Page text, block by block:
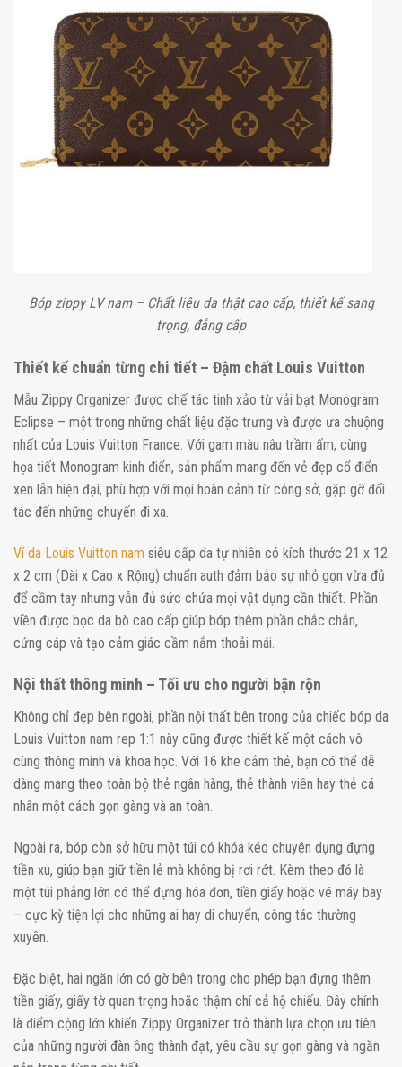
Bóp zippy LV nam – Chất liệu da thật cao cấp, thiết kế sang
trọng, đẳng cấp
Thiết kế chuẩn từng chi tiết – Đậm chất Louis Vuitton
Mẫu Zippy Organizer được chế tác tinh xảo từ vải bạt Monogram
Eclipse – một trong những chất liệu đặc trưng và được ưa chuộng
nhất của Louis Vuitton France. Với gam màu nâu trầm ấm, cùng
họa tiết Monogram kinh điển, sản phẩm mang đến vẻ đẹp cổ điển
xen lẫn hiện đại, phù hợp với mọi hoàn cảnh từ công sở, gặp gỡ đối
tác đến những chuyến đi xa.
Ví da Louis Vuitton nam siêu cấp da tự nhiên có kích thước 21 x 12
x 2 cm (Dài x Cao x Rộng) chuẩn auth đảm bảo sự nhỏ gọn vừa đủ
để cầm tay nhưng vẫn đủ sức chứa mọi vật dụng cần thiết. Phần
viền được bọc da bò cao cấp giúp bóp thêm phần chắc chắn,
cứng cáp và tạo cảm giác cầm nắm thoải mái.
Nội thất thông minh – Tối ưu cho người bận rộn
Không chỉ đẹp bên ngoài, phần nội thất bên trong của chiếc bóp da
Louis Vuitton nam rep 1:1 này cũng được thiết kế một cách vô
cùng thông minh và khoa học. Với 16 khe cắm thẻ, bạn có thể dễ
dàng mang theo toàn bộ thẻ ngân hàng, thẻ thành viên hay thẻ cá
nhân một cách gọn gàng và an toàn.
Ngoài ra, bóp còn sở hữu một túi có khóa kéo chuyên dụng đựng
tiền xu, giúp bạn giữ tiền lẻ mà không bị rơi rớt. Kèm theo đó là
một túi phẳng lớn có thể đựng hóa đơn, tiền giấy hoặc vé máy bay
– cực kỳ tiện lợi cho những ai hay di chuyển, công tác thường
xuyên.
Đặc biệt, hai ngăn lớn có gờ bên trong cho phép bạn đựng thêm
tiền giấy, giấy tờ quan trọng hoặc thậm chí cả hộ chiếu. Đây chính
là điểm cộng lớn khiến Zippy Organizer trở thành lựa chọn ưu tiên
của những người đàn ông thành đạt, yêu cầu sự gọn gàng và ngăn